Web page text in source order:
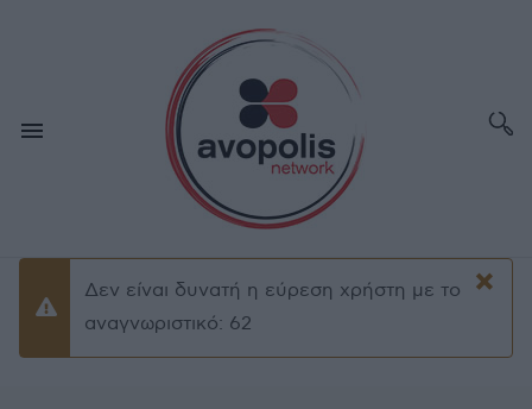
×
Προειδοποίσηση
Δεν είναι δυνατή η εύρεση χρήστη με το
αναγνωριστικό: 62